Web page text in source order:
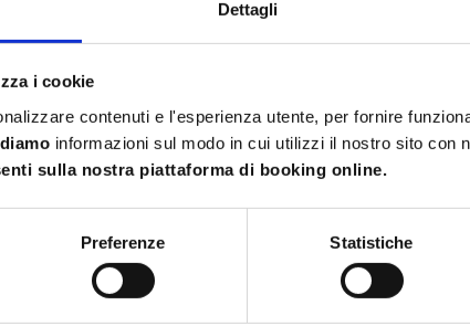
Dettagli
i cookie
contenuti e l'esperienza utente, per fornire
informazioni sul modo in cui utilizzi il nostro sito con
sulla nostra piattaforma di booking online.
Preferenze Statistiche
06/2026
06/2026
Nome:
Cognome:
Cellulare:
E-mail:
pagamento
necessari per il ritiro e la guida dello scooter.